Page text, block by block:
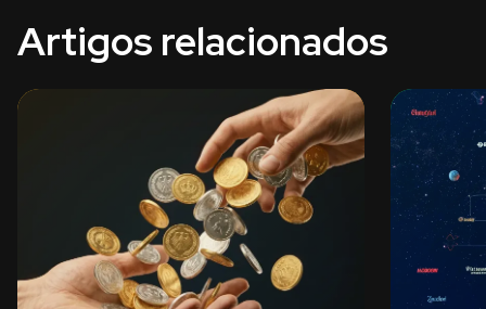
Artigos relacionados